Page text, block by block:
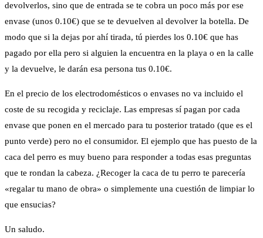
devolverlos, sino que de entrada se te cobra un poco más por ese
envase (unos 0.10€) que se te devuelven al devolver la botella. De
modo que si la dejas por ahí tirada, tú pierdes los 0.10€ que has
pagado por ella pero si alguien la encuentra en la playa o en la calle
y la devuelve, le darán esa persona tus 0.10€.
En el precio de los electrodomésticos o envases no va incluido el
coste de su recogida y reciclaje. Las empresas sí pagan por cada
envase que ponen en el mercado para tu posterior tratado (que es el
punto verde) pero no el consumidor. El ejemplo que has puesto de la
caca del perro es muy bueno para responder a todas esas preguntas
que te rondan la cabeza. ¿Recoger la caca de tu perro te parecería
«regalar tu mano de obra» o simplemente una cuestión de limpiar lo
que ensucias?
Un saludo.